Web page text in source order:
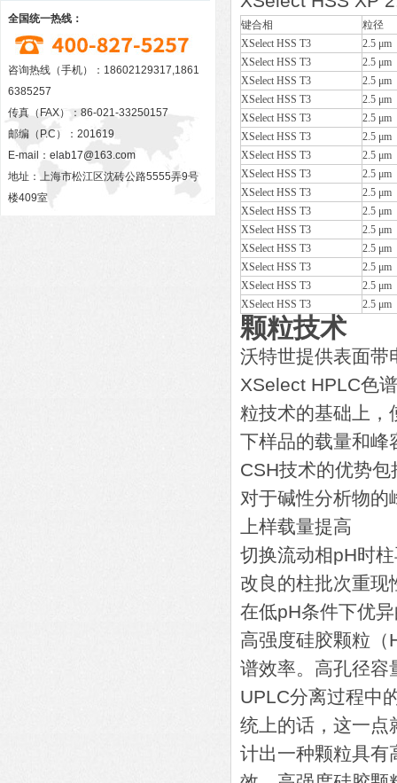
全国统一热线：
咨询热线（手机）：18602129317,1861
6385257
传真（FAX）：86-021-33250157
邮编（P.C）：201619
E-mail： elab17@163.com
地址：上海市松江区沈砖公路5555弄9号
楼409室
键合相
粒径
XSelect HSS T3
2.5 μm
XSelect HSS T3
2.5 μm
XSelect HSS T3
2.5 μm
XSelect HSS T3
2.5 μm
XSelect HSS T3
2.5 μm
XSelect HSS T3
2.5 μm
XSelect HSS T3
2.5 μm
XSelect HSS T3
2.5 μm
XSelect HSS T3
2.5 μm
XSelect HSS T3
2.5 μm
XSelect HSS T3
2.5 μm
XSelect HSS T3
2.5 μm
XSelect HSS T3
2.5 μm
XSelect HSS T3
2.5 μm
XSelect HSS T3
2.5 μm
颗粒技术
沃特世提供表面带
XSelect HPLC色
粒技术的基础上，
下样品的载量和峰
CSH技术的优势包
对于碱性分析物的
上样载量提高
切换流动相pH时
改良的柱批次重现
在低pH条件下优
高强度硅胶颗粒（
谱效率。高孔径容
UPLC分离过程中
统上的话，这一点
计出一种颗粒具有